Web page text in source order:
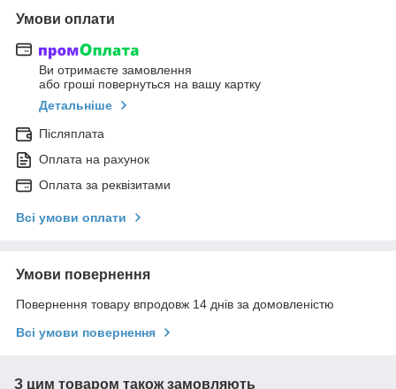
Умови оплати
Ви отримаєте замовлення
або гроші повернуться на вашу картку
Детальніше
Післяплата
Оплата на рахунок
Оплата за реквізитами
Всі умови оплати
Умови повернення
Повернення товару впродовж 14 днів за домовленістю
Всі умови повернення
З цим товаром також замовляють